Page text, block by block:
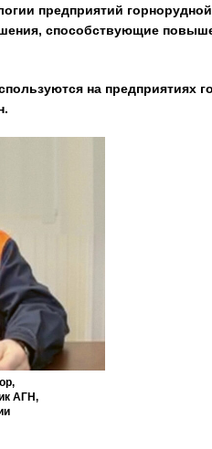
предприятий
способствующие
на предприятиях
АГН,